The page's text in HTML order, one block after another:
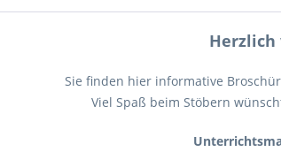
Herzlich
Sie finden hier informative
Viel Spaß beim Stöbern